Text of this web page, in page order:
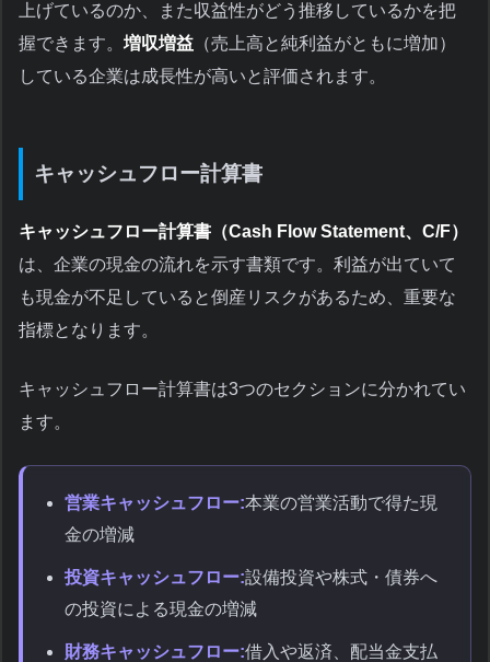
上げているのか、また収益性がどう推移しているかを把
握できます。 増収増益 （売上高と純利益がともに増加）
している企業は成長性が高いと評価されます。
キャッシュフロー計算書
キャッシュフロー計算書（Cash Flow Statement、C/F）
は、企業の現金の流れを示す書類です。利益が出ていて
も現金が不足していると倒産リスクがあるため、重要な
指標となります。
キャッシュフロー計算書は3つのセクションに分かれてい
ます。
営業キャッシュフロー:本業の営業活動で得た現
金の増減
投資キャッシュフロー:設備投資や株式・債券へ
の投資による現金の増減
財務キャッシュフロー:借入や返済、配当金支払